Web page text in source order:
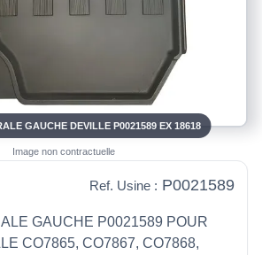
GAUCHE DEVILLE P0021589 EX 18618
Image non contractuelle
Ref. Usine : P0021589
GAUCHE P0021589 POUR
CO7865, CO7867, CO7868,